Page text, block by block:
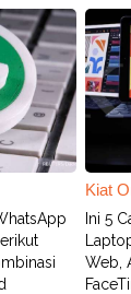
Kiat
Ini 5
Web,